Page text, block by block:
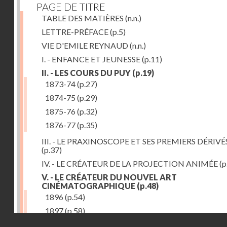
PAGE DE TITRE
TABLE DES MATIÈRES (n.n.)
LETTRE-PRÉFACE(p.5)
VIE D'EMILE REYNAUD (n.n.)
I. - ENFANCE ET JEUNESSE(p.11)
II. - LES COURS DU PUY (p.19)
1873-74(p.27)
1874-75 (p.29)
1875-76 (p.32)
1876-77(p.35)
III. - LE PRAXINOSCOPE ET SES PREMIERS
(p.37)
IV. - LE CRÉATEUR DE LA PROJECTION ANIMÉE
V. - LE CRÉATEUR DU NOUVEL ART
CINÉMATOGRAPHIQUE (p.48)
1896 (p.54)
1897(p.58)